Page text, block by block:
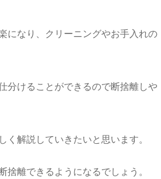
になり、クリーニングやお手入れの
分けることができるので断捨離しや
解説していきたいと思います。
離できるようになるでしょう。